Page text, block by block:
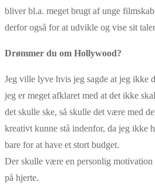
bliver bl.a. meget brugt af unge
derfor også for at udvikle og vise sit
Drømmer du om Hollywood?
Jeg ville lyve hvis jeg sagde at jeg ikke
jeg er meget afklaret med at det ikke
det skulle ske, så skulle det være med
kreativt kunne stå indenfor, da jeg ikke
bare for at have et stort budget.
Der skulle være en personlig motivation
på hjerte.